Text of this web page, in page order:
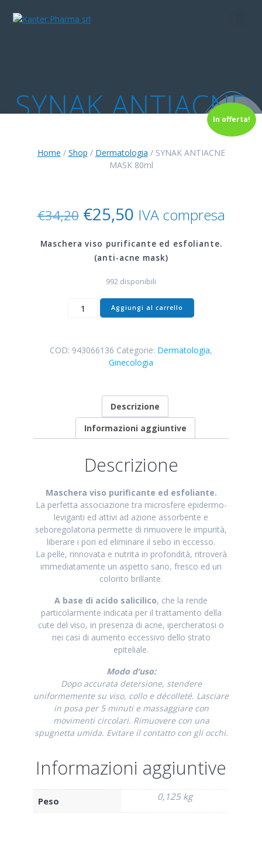
SYNAK ANTIACNE
Home / Shop / Dermatologia / SYNAK ANTIACNE
MASK 80ml
In offerta!
€34,20 Il
prezzo
originale
era:
€34,20.
€25,50Il
prezzo
attuale
è:
€25,50.
IVA compresa
Maschera viso purificante ed esfoliante.
(anti-acne mask)
992 disponibili
SYNAK
ANTIACNE
quantità
Aggiungi al carrello
COD: 943066136 Categorie: Dermatologia,
Ginecologia
Descrizione
Informazioni aggiuntive
Descrizione
Maschera viso purificante ed esfoliante.
La perfetta associazione tra microsfere epidermo-
leviganti ed attivi ad azione assorbente e
seboregolatoria permette di rimuovere le impurità,
liberare i pori ed eliminare il sebo in eccesso.
La pelle, rinnovata e nutrita in profondità, ritroverà
immediatamente un aspetto sano, fresco ed un
colorito brillante.
A base di acido salicilico, che la rende
particolarmente indicata per il trattamento della
cute del viso, in presenza di acne, ipercheratosi o
nei casi di aumento eccessivo dello strato
epiteliale.
Modo d’uso:
Dopo accurata detersione, stendere
uniformemente su viso, collo e décolleté. Lasciare
in posa per 5 minuti e massaggiare con
movimenti circolari. Rimuovere con una
spugnetta umida. Evitare il contatto con gli occhi.
Informazioni aggiuntive
Peso 0,125 kg